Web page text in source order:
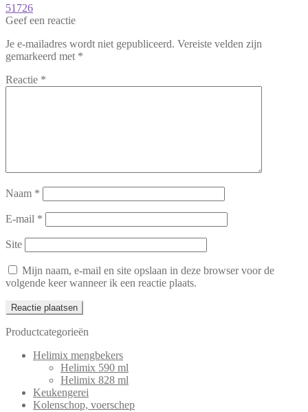
Bericht
navigatie
Vorig
bericht:
51726
Geef een reactie
Je e-mailadres wordt niet gepubliceerd. Vereiste velden zijn
gemarkeerd met *
Reactie *
Naam *
E-mail *
Site
Mijn naam, e-mail en site opslaan in deze browser voor de
volgende keer wanneer ik een reactie plaats.
Productcategorieën
Helimix mengbekers
Helimix 590 ml
Helimix 828 ml
Keukengerei
Kolenschop, voerschep